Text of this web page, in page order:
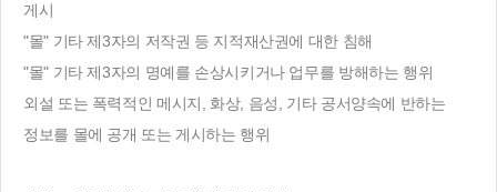
게시
"몰" 기타 제3자의 저작권 등 지적재산권에 대한 침해
"몰" 기타 제3자의 명예를 손상시키거나 업무를 방해하는 행위
외설 또는 폭력적인 메시지, 화상, 음성, 기타 공서양속에 반하는
정보를 몰에 공개 또는 게시하는 행위